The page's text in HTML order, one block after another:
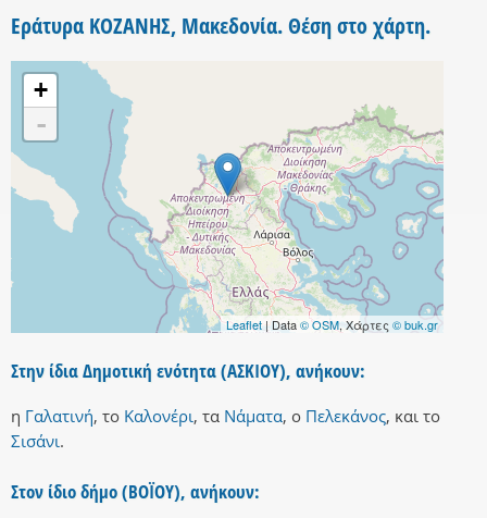
Εράτυρα ΚΟΖΑΝΗΣ, Μακεδονία. Θέση στο χάρτη.
+
-
Leaflet | Data© OSM, Χάρτες © buk.gr
Στην ίδια Δημοτική ενότητα (ΑΣΚΙΟΥ), ανήκουν:
η Γαλατινή, το Καλονέρι, τα Νάματα, ο Πελεκάνος, και το
Σισάνι.
Στον ίδιο δήμο (ΒΟΪΟΥ), ανήκουν: